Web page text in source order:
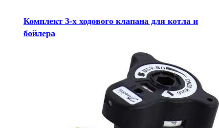
Комплект 3-х ходового клапана для котла и
бойлера